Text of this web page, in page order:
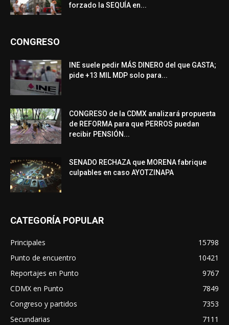
forzado la SEQUÍA en...
CONGRESO
INE suele pedir MÁS DINERO del que GASTA;
pide +13 MIL MDP solo para...
CONGRESO de la CDMX analizará propuesta
de REFORMA para que PERROS puedan
recibir PENSIÓN...
SENADO RECHAZA que MORENA fabrique
culpables en caso AYOTZINAPA
CATEGORÍA POPULAR
Principales
15798
Punto de encuentro
10421
Reportajes en Punto
9767
CDMX en Punto
7849
Congreso y partidos
7353
Secundarias
7111